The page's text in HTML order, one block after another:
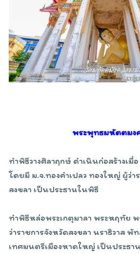
พระพุทธมหัตตมง
ทำพิธีวางศิลาฤกษ์ ดำเนินก่อสร้างเมื่
โดยมี ม.จ.ทองคำเปลว ทองใหญ่ ผู้ว่า
สงขลา เป็นประธานในพิธี
ทำพิธีหล่อพระเกตุมาลา พระหฤทัย
ว่าราชการจังหวัดสงขลา นราธิวาส พั
เทศมนตรีเมืองหาดใหญ่ เป็นประธา